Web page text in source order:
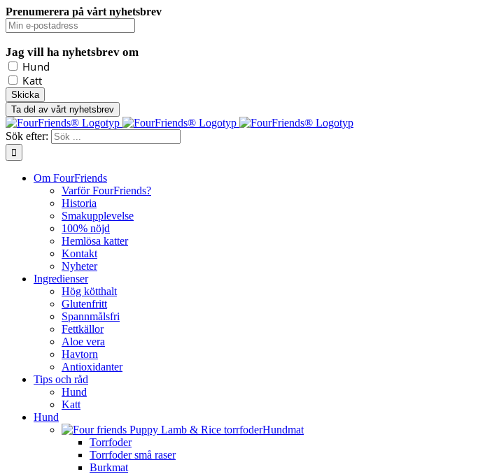
Prenumerera på vårt nyhetsbrev
Jag vill ha nyhetsbrev om
Hund
Katt
Ta del av vårt nyhetsbrev
Sök efter:
Om FourFriends
Varför FourFriends?
Historia
Smakupplevelse
100% nöjd
Hemlösa katter
Kontakt
Nyheter
Ingredienser
Hög kötthalt
Glutenfritt
Spannmålsfri
Fettkällor
Aloe vera
Havtorn
Antioxidanter
Tips och råd
Hund
Katt
Hund
Hundmat
Torrfoder
Torrfoder små raser
Burkmat